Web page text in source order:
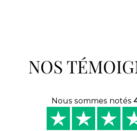
NOS
Nous sommes notés